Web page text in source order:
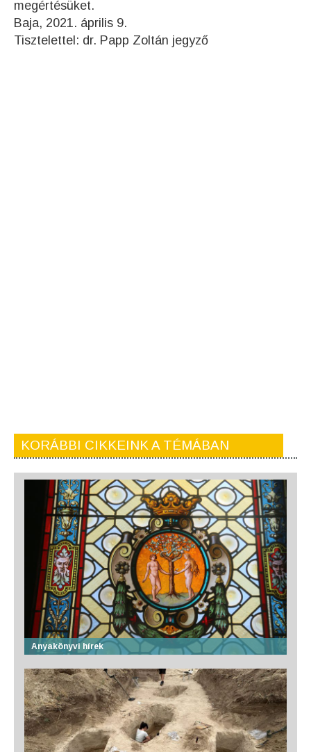
megértésüket.
Baja, 2021. április 9.
Tisztelettel: dr. Papp Zoltán jegyző
KORÁBBI CIKKEINK A TÉMÁBAN
Anyakönyvi hírek